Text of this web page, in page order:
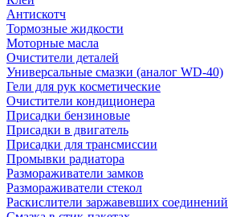
Антискотч
Тормозные жидкости
Моторные масла
Очистители деталей
Универсальные смазки (аналог WD-40)
Гели для рук косметические
Очистители кондиционера
Присадки бензиновые
Присадки в двигатель
Присадки для трансмиссии
Промывки радиатора
Размораживатели замков
Размораживатели стекол
Раскислители заржавевших соединений